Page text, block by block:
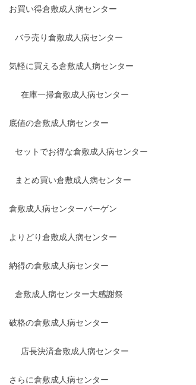
お買い得倉敷成人病センター
バラ売り倉敷成人病センター
気軽に買える倉敷成人病センター
在庫一掃倉敷成人病センター
底値の倉敷成人病センター
セットでお得な倉敷成人病センター
まとめ買い倉敷成人病センター
倉敷成人病センターバーゲン
よりどり倉敷成人病センター
納得の倉敷成人病センター
倉敷成人病センター大感謝祭
破格の倉敷成人病センター
店長決済倉敷成人病センター
さらに倉敷成人病センター